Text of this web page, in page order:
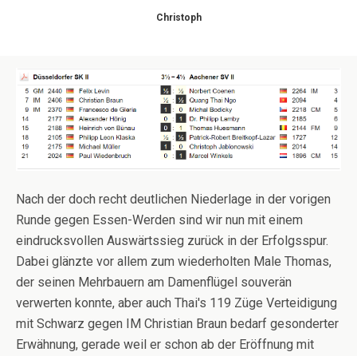
Christoph
Nach der doch recht deutlichen Niederlage in der vorigen
Runde gegen Essen-Werden sind wir nun mit einem
eindrucksvollen Auswärtssieg zurück in der Erfolgsspur.
Dabei glänzte vor allem zum wiederholten Male Thomas,
der seinen Mehrbauern am Damenflügel souverän
verwerten konnte, aber auch Thai's 119 Züge Verteidigung
mit Schwarz gegen IM Christian Braun bedarf gesonderter
Erwähnung, gerade weil er schon ab der Eröffnung mit